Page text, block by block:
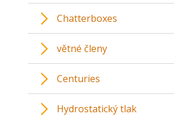
Chatterboxes
větné členy
Centuries
Hydrostatický tlak